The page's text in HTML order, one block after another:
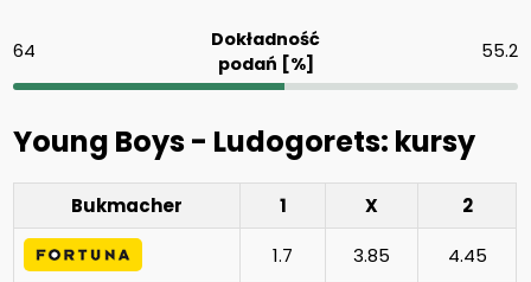
64
Dokładność
podań [%]
55.2
Young Boys - Ludogorets: kursy
Bukmacher 1 X
2
1.7
3.85
4.45